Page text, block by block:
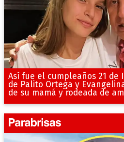
Así fue el cumpleaños 21 de
de Palito Ortega y
de su mamá y rodeada de